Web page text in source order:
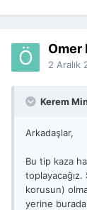
Ömer
2 Aralık
Kerem
Arkadaşlar,
Bu tip kaza
toplayacağız.
korusun)
yerine